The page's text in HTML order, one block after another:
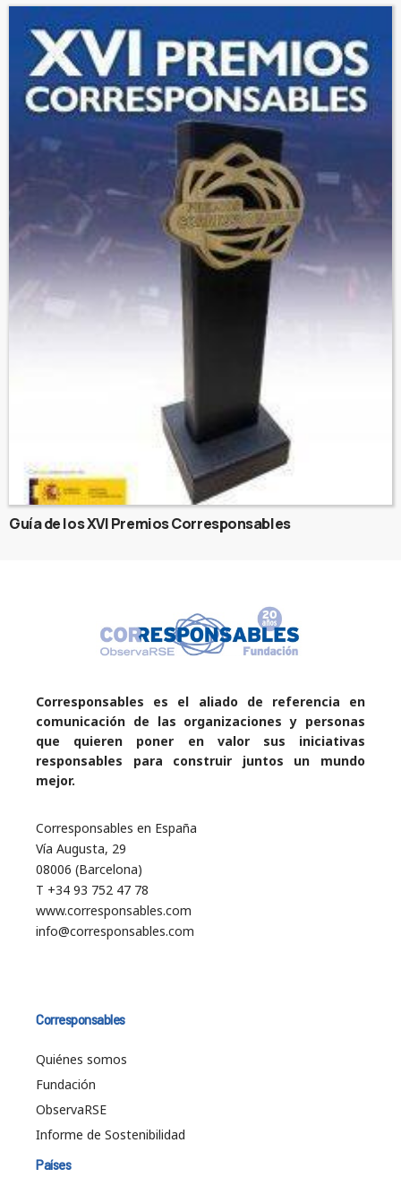
Guía de los XVI Premios Corresponsables
Corresponsables es el aliado de referencia en
comunicación de las organizaciones y personas
que quieren poner en valor sus iniciativas
responsables para construir juntos un mundo
mejor.
Corresponsables en España
Vía Augusta, 29
08006 (Barcelona)
T +34 93 752 47 78
www.corresponsables.com
info@corresponsables.com
Corresponsables
Quiénes somos
Fundación
ObservaRSE
Informe de Sostenibilidad
Países